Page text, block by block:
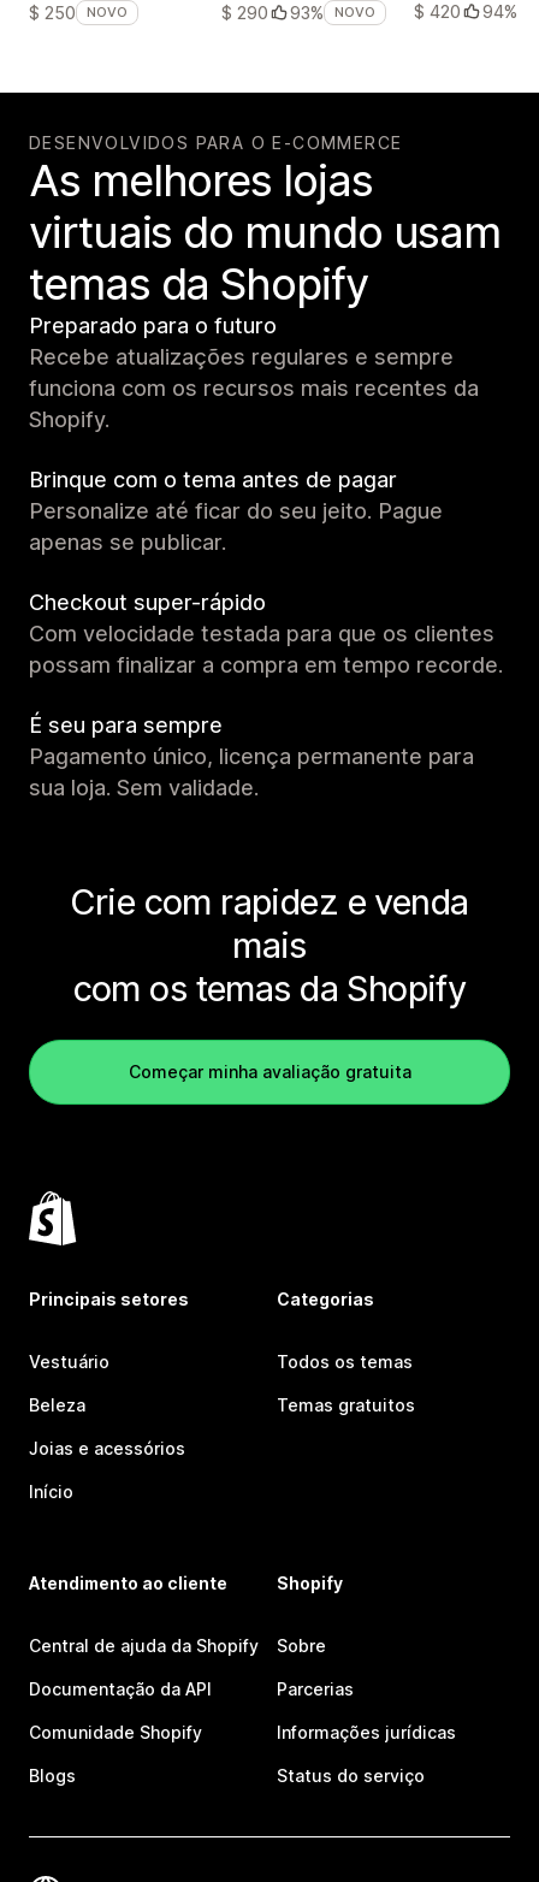
$ 250
NOVO
$ 290
93% NOVO
$ 420
94%
DESENVOLVIDOS PARA O E-COMMERCE
As melhores lojas
virtuais do mundo usam
temas da Shopify
Preparado para o futuro
Recebe atualizações regulares e sempre
funciona com os recursos mais recentes da
Shopify.
Brinque com o tema antes de pagar
Personalize até ficar do seu jeito. Pague
apenas se publicar.
Checkout super-rápido
Com velocidade testada para que os clientes
possam finalizar a compra em tempo recorde.
É seu para sempre
Pagamento único, licença permanente para
sua loja. Sem validade.
Crie com rapidez e venda
mais
com os temas da Shopify
Começar minha avaliação gratuita
Principais setores
Vestuário
Beleza
Joias e acessórios
Início
Categorias
Todos os temas
Temas gratuitos
Atendimento ao cliente
Central de ajuda da Shopify
Documentação da API
Comunidade Shopify
Blogs
Shopify
Sobre
Parcerias
Informações jurídicas
Status do serviço